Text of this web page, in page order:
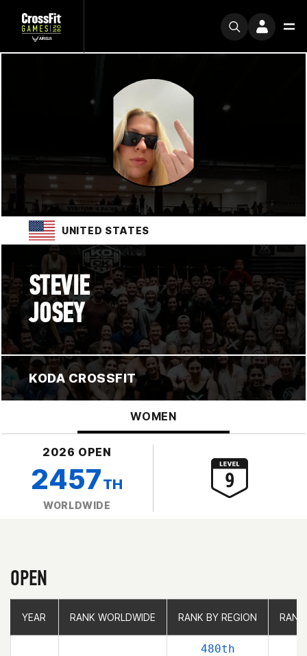
UNITED STATES
STEVIE
JOSEY
KODA CROSSFIT
WOMEN
2026 OPEN
2457TH
WORLDWIDE
OPEN
YEAR RANK WORLDWIDE RANK BY REGION
480th
YEAR RANK WORLDWIDE RANK BY REGION